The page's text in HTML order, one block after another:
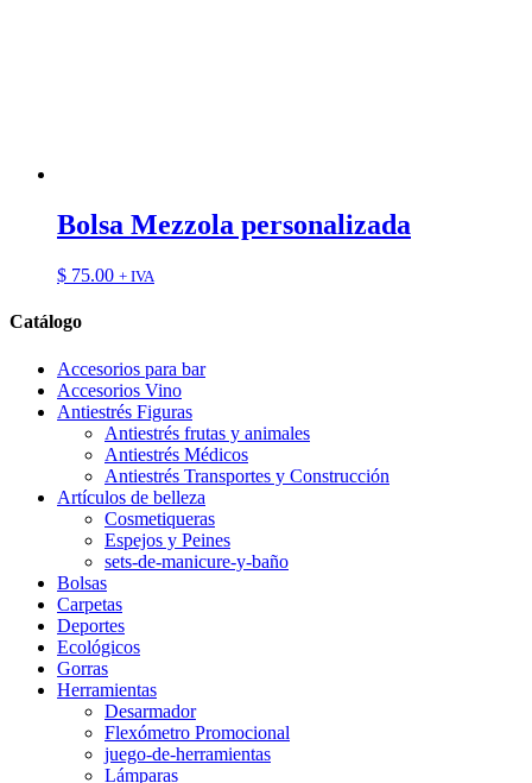
Bolsa Mezzola personalizada
$ 75.00 + IVA
Catálogo
Accesorios para bar
Accesorios Vino
Antiestrés Figuras
Antiestrés frutas y animales
Antiestrés Médicos
Antiestrés Transportes y Construcción
Artículos de belleza
Cosmetiqueras
Espejos y Peines
sets-de-manicure-y-baño
Bolsas
Carpetas
Deportes
Ecológicos
Gorras
Herramientas
Desarmador
Flexómetro Promocional
juego-de-herramientas
Lámparas